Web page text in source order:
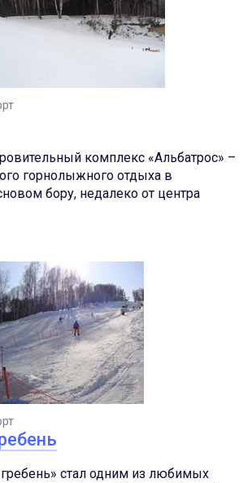
комплекс «Альбатрос» –
горнолыжного отдыха в
бору, недалеко от центра
стал одним из любимых